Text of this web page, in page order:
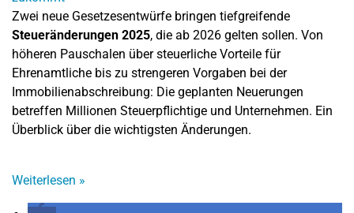
Zwei neue Gesetzesentwürfe bringen tiefgreifende
Steueränderungen 2025, die ab 2026 gelten sollen. Von
höheren Pauschalen über steuerliche Vorteile für
Ehrenamtliche bis zu strengeren Vorgaben bei der
Immobilienabschreibung: Die geplanten Neuerungen
betreffen Millionen Steuerpflichtige und Unternehmen. Ein
Überblick über die wichtigsten Änderungen.
Weiterlesen »